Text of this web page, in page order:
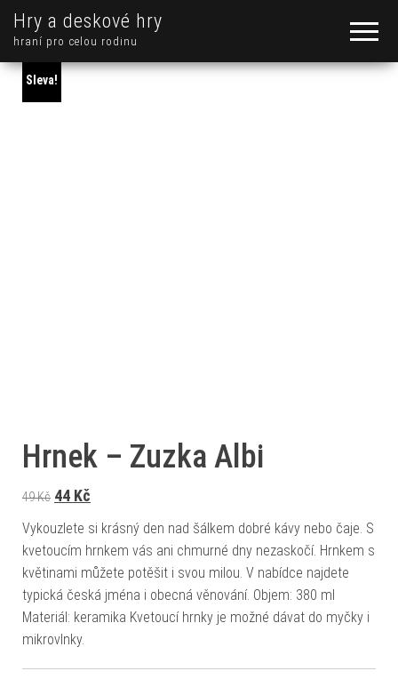
Hry a deskové hry
hraní pro celou rodinu
Sleva!
Hrnek – Zuzka Albi
49Kč Původní cena byla: 49 Kč.
44 Kč
Vykouzlete si krásný den nad šálkem dobré kávy nebo čaje. S
kvetoucím hrnkem vás ani chmurné dny nezaskočí. Hrnkem s
květinami můžete potěšit i svou milou. V nabídce najdete
typická česká jména i obecná věnování. Objem: 380 ml
Materiál: keramika Kvetoucí hrnky je možné dávat do myčky i
mikrovlnky.